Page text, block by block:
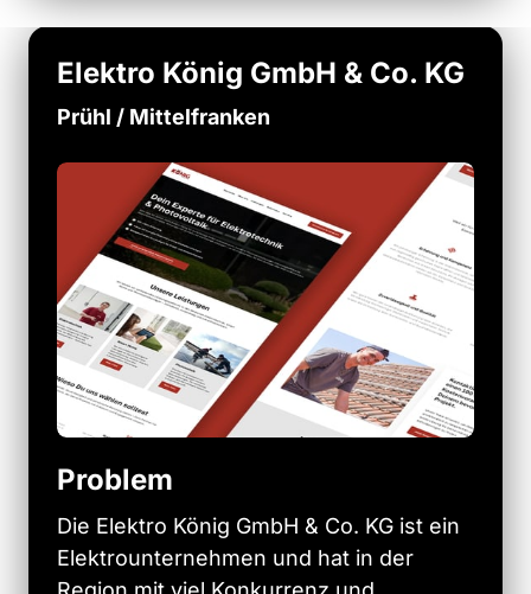
Elektro König GmbH & Co. KG
Prühl / Mittelfranken
Problem
Die Elektro König GmbH & Co. KG ist
Elektrounternehmen und hat in